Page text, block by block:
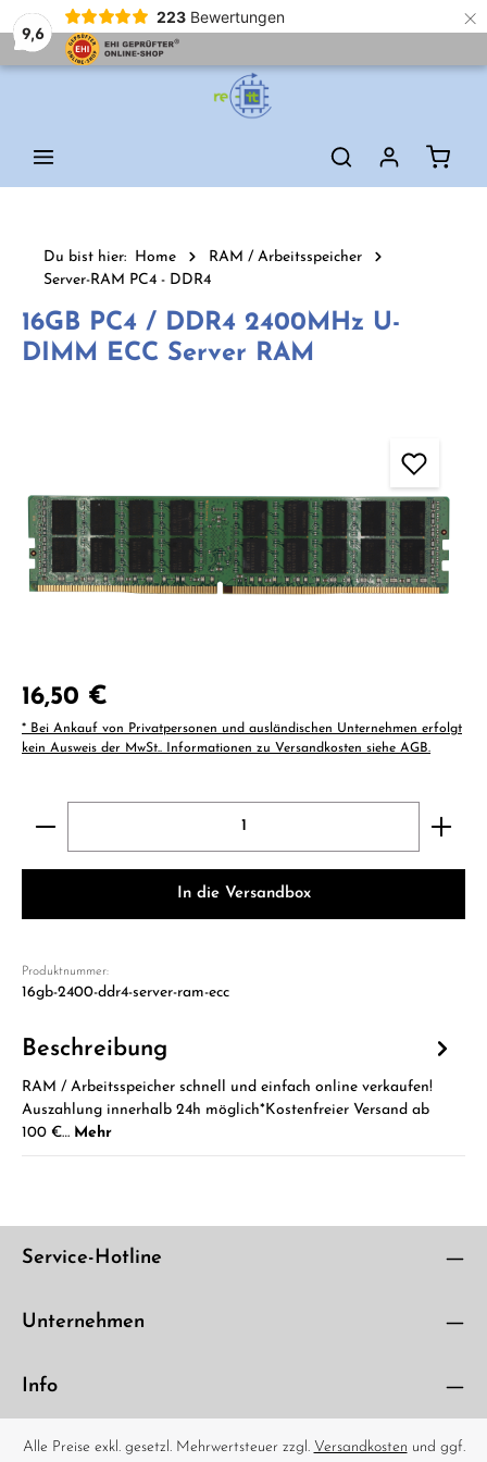
9,6
223 Bewertungen ×
Du bist hier: Home
RAM / Arbeitsspeicher
Server-RAM PC4 - DDR4
16GB PC4 / DDR4 2400MHz U-
DIMM ECC Server RAM
Regulärer Preis:
16,50 €
* Bei Ankauf von Privatpersonen und ausländischen Unternehmen erfolgt
kein Ausweis der MwSt.. Informationen zu Versandkosten siehe AGB.
Produkt Anzahl: Gib den gewünschten Wert ein
In die Versandbox
Produktnummer:
16gb-2400-ddr4-server-ram-ecc
Beschreibung
RAM / Arbeitsspeicher schnell und einfach online verkaufen!
Auszahlung innerhalb 24h möglich*Kostenfreier Versand ab
100 €… Mehr
Service-Hotline
Unternehmen
Info
Alle Preise exkl. gesetzl. Mehrwertsteuer zzgl. Versandkosten und ggf.